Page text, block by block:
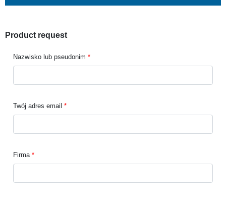
Product request
Nazwisko lub pseudonim
Twój adres email
Firma